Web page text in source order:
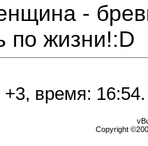
-
по жизни!:D
время: 16:54.
Copyright